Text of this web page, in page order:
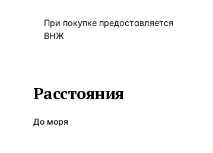
При покупке предоставляется
ВНЖ
Расстояния
До моря